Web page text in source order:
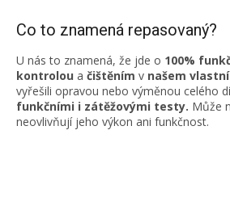
Co to znamená repasovaný?
U nás to znamená, že jde o 100%
kontrolou a čištěním v našem
vyřešili opravou nebo výměnou celého
funkčními i zátěžovými testy. Může
neovlivňují jeho výkon ani funkčnost.